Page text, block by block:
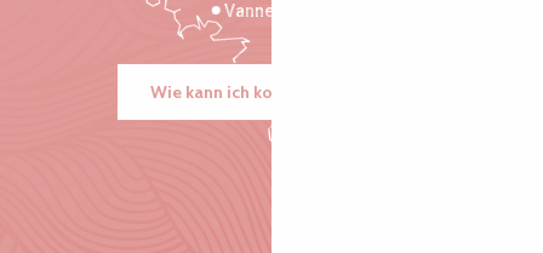
Vannes
Wie kann ich kommen?